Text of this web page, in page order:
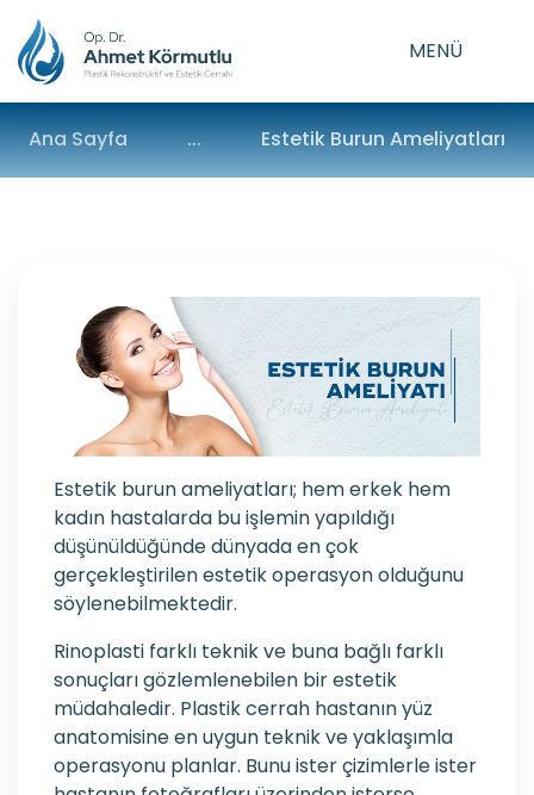
MENÜ
Ana Sayfa ... Estetik Burun Ameliyatları
Estetik burun ameliyatları; hem erkek hem
kadın hastalarda bu işlemin yapıldığı
düşünüldüğünde dünyada en çok
gerçekleştirilen estetik operasyon olduğunu
söylenebilmektedir.
Rinoplasti farklı teknik ve buna bağlı farklı
sonuçları gözlemlenebilen bir estetik
müdahaledir. Plastik cerrah hastanın yüz
anatomisine en uygun teknik ve yaklaşımla
operasyonu planlar. Bunu ister çizimlerle ister